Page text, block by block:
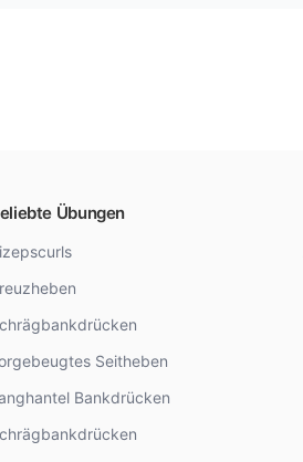
Übungen
Seitheben
Bankdrücken